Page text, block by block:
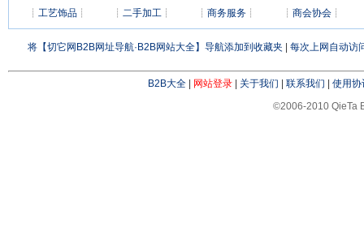
┊ 工艺饰品 ┊ ┊ 二手加工 ┊ ┊ 商务服务 ┊ ┊ 商会协会┊
将【切它网B2B网址导航·B2B网站大全】导航添加到收藏夹 每次上网自动访
B2B大全| 网站登录| 关于我们 联系我们
使用协
©2006-2010 QieTa